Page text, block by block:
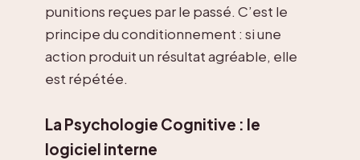
punitions reçues par le passé. C’est le
principe du conditionnement : si une
action produit un résultat agréable, elle
est répétée.
La Psychologie Cognitive : le
logiciel interne